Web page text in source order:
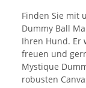
Finden Sie mit
Dummy Ball
Ihren Hund. Er
freuen und
Mystique
robusten